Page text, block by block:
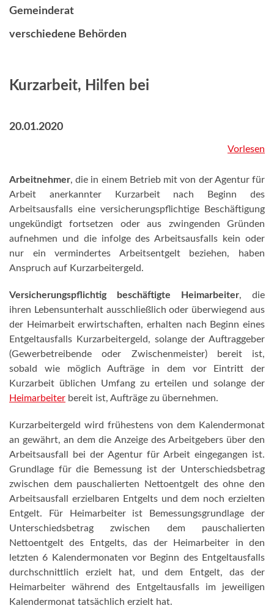
Gemeinderat
verschiedene Behörden
Kurzarbeit, Hilfen bei
20.01.2020
Vorlesen
Arbeitnehmer, die in einem Betrieb mit von der Agentur für
Arbeit anerkannter Kurzarbeit nach Beginn des
Arbeitsausfalls eine versicherungspflichtige Beschäftigung
ungekündigt fortsetzen oder aus zwingenden Gründen
aufnehmen und die infolge des Arbeitsausfalls kein oder
nur ein vermindertes Arbeitsentgelt beziehen, haben
Anspruch auf Kurzarbeitergeld.
Versicherungspflichtig beschäftigte Heimarbeiter, die
ihren Lebensunterhalt ausschließlich oder überwiegend aus
der Heimarbeit erwirtschaften, erhalten nach Beginn eines
Entgeltausfalls Kurzarbeitergeld, solange der Auftraggeber
(Gewerbetreibende oder Zwischenmeister) bereit ist,
sobald wie möglich Aufträge in dem vor Eintritt der
Kurzarbeit üblichen Umfang zu erteilen und solange der
Heimarbeiter bereit ist, Aufträge zu übernehmen.
Kurzarbeitergeld wird frühestens von dem Kalendermonat
an gewährt, an dem die Anzeige des Arbeitgebers über den
Arbeitsausfall bei der Agentur für Arbeit eingegangen ist.
Grundlage für die Bemessung ist der Unterschiedsbetrag
zwischen dem pauschalierten Nettoentgelt des ohne den
Arbeitsausfall erzielbaren Entgelts und dem noch erzielten
Entgelt. Für Heimarbeiter ist Bemessungsgrundlage der
Unterschiedsbetrag zwischen dem pauschalierten
Nettoentgelt des Entgelts, das der Heimarbeiter in den
letzten 6 Kalendermonaten vor Beginn des Entgeltausfalls
durchschnittlich erzielt hat, und dem Entgelt, das der
Heimarbeiter während des Entgeltausfalls im jeweiligen
Kalendermonat tatsächlich erzielt hat.